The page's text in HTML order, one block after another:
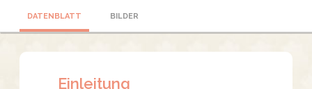
DATENBLATT BILDER
Einleitung